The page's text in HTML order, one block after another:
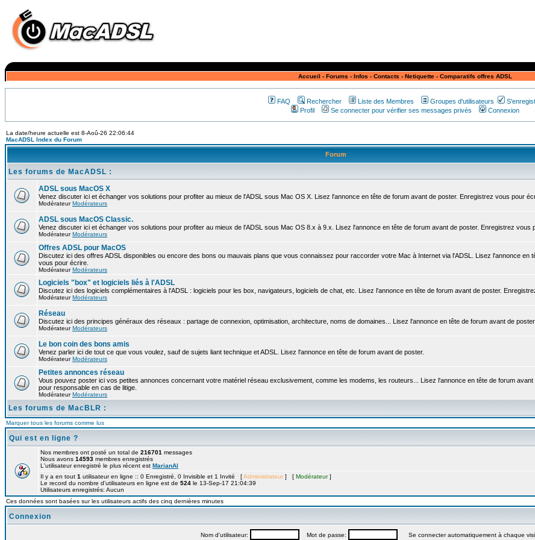
Accueil - Forums - Infos - Contacts - Netiquette- Comparatifs offres ADSL
FAQ Rechercher Liste des Membres Groupes d'utilisateurs
Profil
Se connecter pour vérifier ses messages privés Connexion
La date/heure actuelle est 8-Aoû-26 22:06:44
MacADSL Index du Forum
Forum
Les forums de MacADSL :
ADSL sous MacOS X
Venez discuter ici et échanger vos solutions pour profiter au mieux de l'ADSL sous Mac OS X. Lisez l'annonce en tête de forum avant de poster. Enregistrez vous pour
ModérateurModérateurs
ADSL sous MacOS Classic.
Venez discuter ici et échanger vos solutions pour profiter au mieux de l'ADSL sous Mac OS 8.x à 9.x. Lisez l'annonce en tête de forum avant de poster. Enregistrez vous
ModérateurModérateurs
Offres ADSL pour MacOS
Discutez ici des offres ADSL disponibles ou encore des bons ou mauvais plans que vous connaissez pour raccorder votre Mac à Internet via l'ADSL. Lisez l'annonce en
vous pour écrire.
ModérateurModérateurs
Logiciels "box" et logiciels liés à l'ADSL
Discutez ici des logiciels complémentaires à l'ADSL : logiciels pour les box, navigateurs, logiciels de chat, etc. Lisez l'annonce en tête de forum avant de poster.
ModérateurModérateurs
Réseau
Discutez ici des principes généraux des réseaux : partage de connexion, optimisation, architecture, noms de domaines... Lisez l'annonce en tête de forum avant de poster.
ModérateurModérateurs
Le bon coin des bons amis
Venez parler ici de tout ce que vous voulez, sauf de sujets liant technique et ADSL. Lisez l'annonce en tête de forum avant de poster.
ModérateurModérateurs
Petites annonces réseau
Vous pouvez poster ici vos petites annonces concernant votre matériel réseau exclusivement, comme les modems, les routeurs... Lisez l'annonce en tête de forum
pour responsable en cas de litige.
ModérateurModérateurs
Les forums de MacBLR :
Marquer tous les forums comme lus
Qui est en ligne ?
Nos membres ont posté un total de 216701 messages
Nous avons 14593 membres enregistrés
L'utilisateur enregistré le plus récent est MarianAl
Il y a en tout 1 utilisateur en ligne :: 0 Enregistré, 0 Invisible et 1 Invité [Administrateur ] [ Modérateur]
Le record du nombre d'utilisateurs en ligne est de 524 le 13-Sep-17 21:04:39
Utilisateurs enregistrés: Aucun
Ces données sont basées sur les utilisateurs actifs des cinq dernières minutes
Connexion
Nom d'utilisateur: Mot de passe: Se connecter automatiquement à chaque